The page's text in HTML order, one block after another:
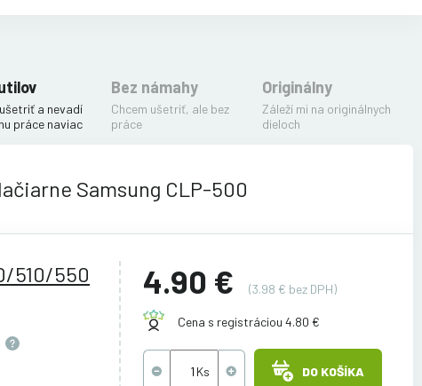
a nevadí
práce naviac
Bez námahy
Chcem ušetriť, ale bez
práce
Originálny
Záleží mi na originálnych
dieloch
Samsung CLP-500
510/550
4.90 € (3.98 € bez DPH)
Cena s registráciou 4.80 €
DO KOŠÍKA